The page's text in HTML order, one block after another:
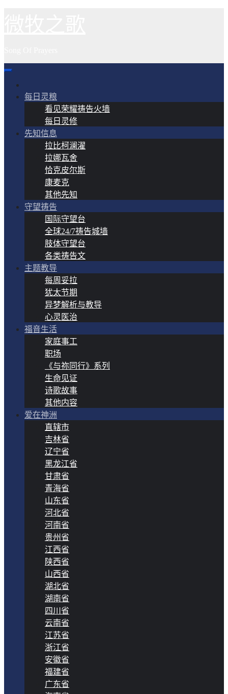
每日灵粮
看见荣耀祷告火墙
每日灵修
先知信息
拉比柯澜濯
拉娜瓦舍
恰克皮尔斯
康麦克
其他先知
守望祷告
国际守望台
全球24/7祷告城墙
肢体守望台
各类祷告文
主题教导
每周妥拉
犹太节期
异梦解析与教导
心灵医治
福音生活
家庭事工
职场
《与祢同行》系列
生命见证
诗歌故事
其他内容
爱在神洲
直辖市
吉林省
辽宁省
黑龙江省
甘肃省
青海省
山东省
河北省
河南省
贵州省
江西省
陕西省
山西省
湖北省
湖南省
四川省
云南省
江苏省
浙江省
安徽省
福建省
广东省